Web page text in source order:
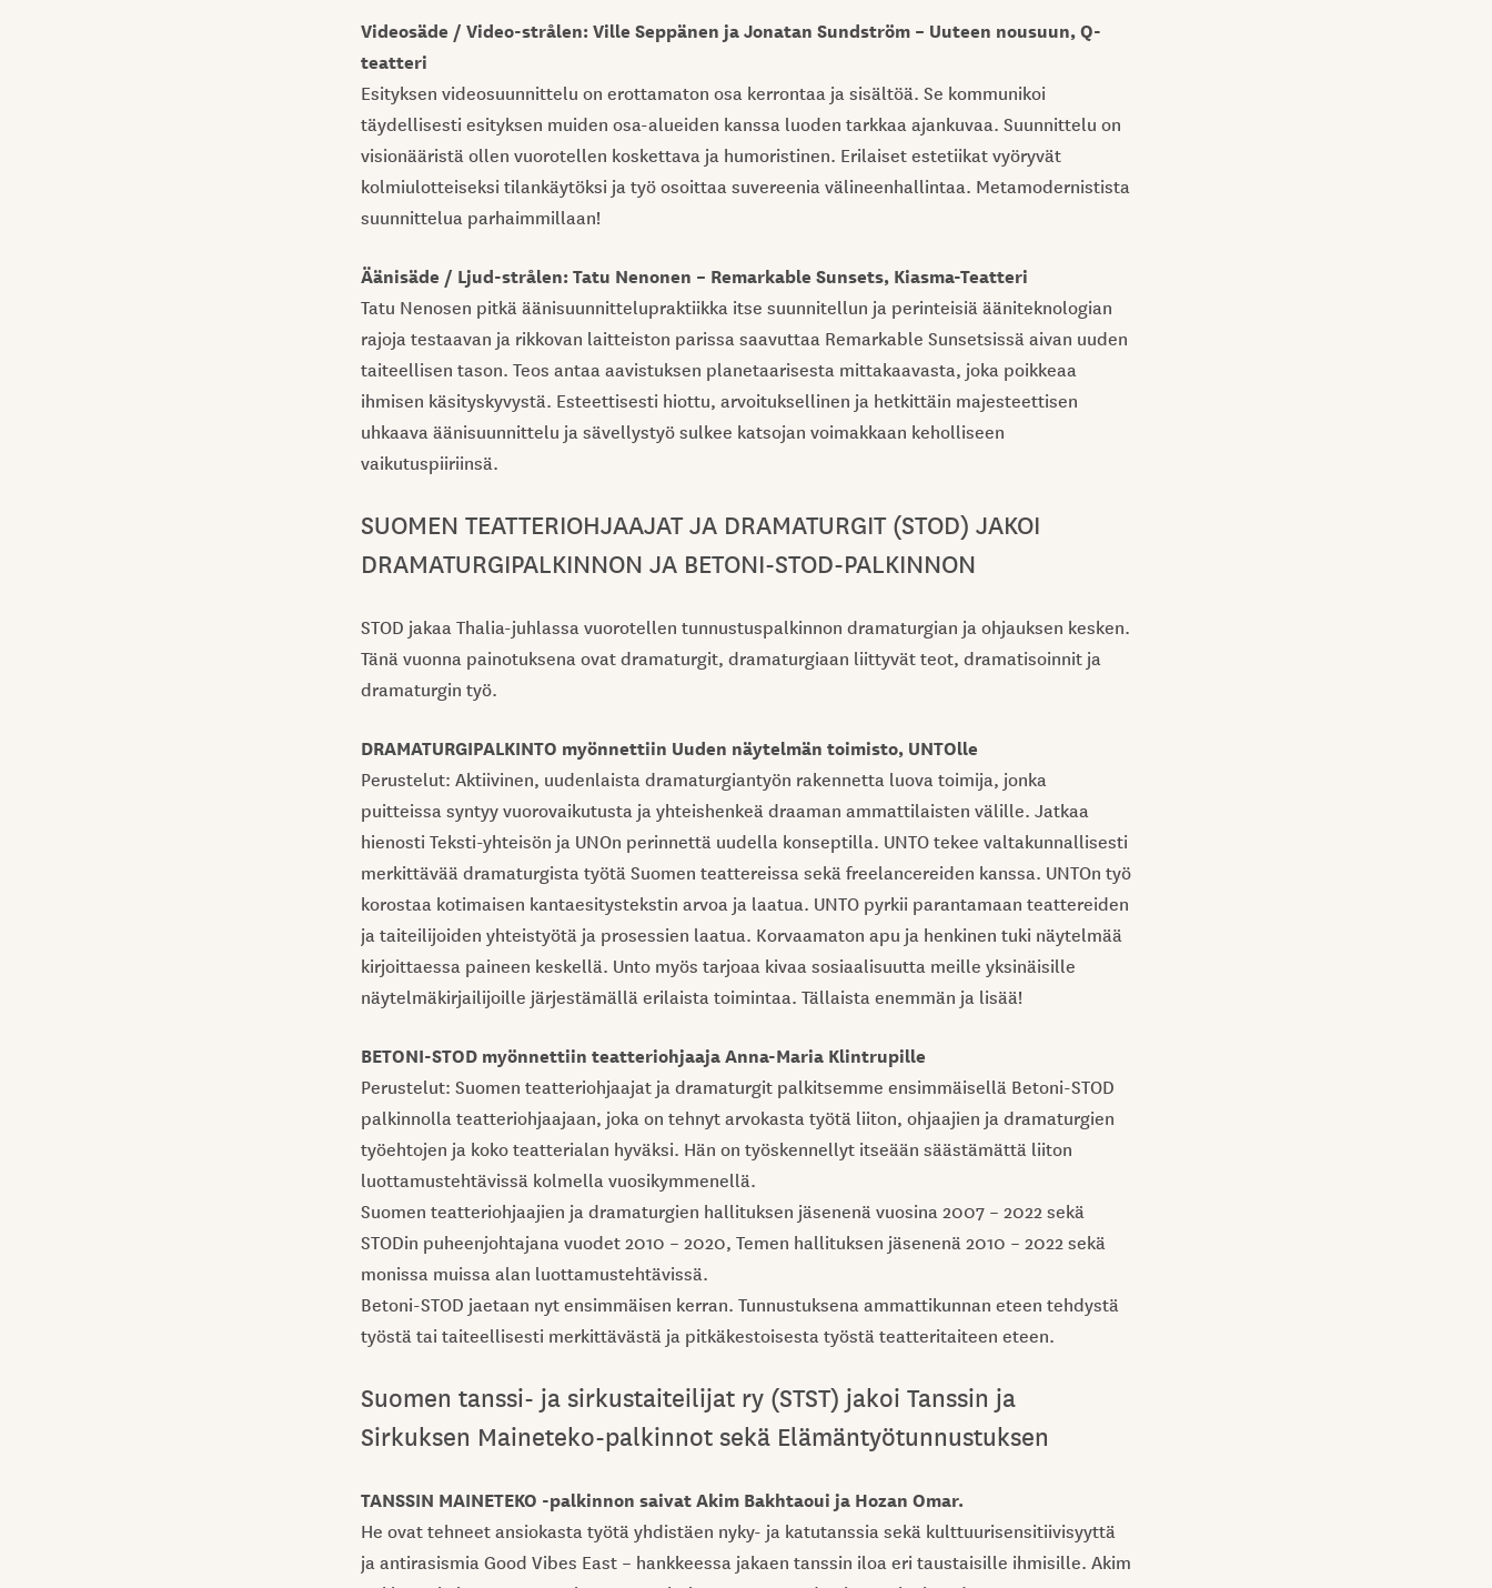
Videosäde / Video-strålen: Ville Seppänen ja Jonatan Sundström – Uuteen nousuun, Q-
teatteri
Esityksen videosuunnittelu on erottamaton osa kerrontaa ja sisältöä. Se kommunikoi
täydellisesti esityksen muiden osa-alueiden kanssa luoden tarkkaa ajankuvaa. Suunnittelu on
visionääristä ollen vuorotellen koskettava ja humoristinen. Erilaiset estetiikat vyöryvät
kolmiulotteiseksi tilankäytöksi ja työ osoittaa suvereenia välineenhallintaa. Metamodernistista
suunnittelua parhaimmillaan!
Äänisäde / Ljud-strålen: Tatu Nenonen – Remarkable Sunsets, Kiasma-Teatteri
Tatu Nenosen pitkä äänisuunnittelupraktiikka itse suunnitellun ja perinteisiä ääniteknologian
rajoja testaavan ja rikkovan laitteiston parissa saavuttaa Remarkable Sunsetsissä aivan uuden
taiteellisen tason. Teos antaa aavistuksen planetaarisesta mittakaavasta, joka poikkeaa
ihmisen käsityskyvystä. Esteettisesti hiottu, arvoituksellinen ja hetkittäin majesteettisen
uhkaava äänisuunnittelu ja sävellystyö sulkee katsojan voimakkaan keholliseen
vaikutuspiiriinsä.
SUOMEN TEATTERIOHJAAJAT JA DRAMATURGIT (STOD) JAKOI
DRAMATURGIPALKINNON JA BETONI-STOD-PALKINNON
STOD jakaa Thalia-juhlassa vuorotellen tunnustuspalkinnon dramaturgian ja ohjauksen kesken.
Tänä vuonna painotuksena ovat dramaturgit, dramaturgiaan liittyvät teot, dramatisoinnit ja
dramaturgin työ.
DRAMATURGIPALKINTO myönnettiin Uuden näytelmän toimisto, UNTOlle
Perustelut: Aktiivinen, uudenlaista dramaturgiantyön rakennetta luova toimija, jonka
puitteissa syntyy vuorovaikutusta ja yhteishenkeä draaman ammattilaisten välille. Jatkaa
hienosti Teksti-yhteisön ja UNOn perinnettä uudella konseptilla. UNTO tekee valtakunnallisesti
merkittävää dramaturgista työtä Suomen teattereissa sekä freelancereiden kanssa. UNTOn työ
korostaa kotimaisen kantaesitystekstin arvoa ja laatua. UNTO pyrkii parantamaan teattereiden
ja taiteilijoiden yhteistyötä ja prosessien laatua. Korvaamaton apu ja henkinen tuki näytelmää
kirjoittaessa paineen keskellä. Unto myös tarjoaa kivaa sosiaalisuutta meille yksinäisille
näytelmäkirjailijoille järjestämällä erilaista toimintaa. Tällaista enemmän ja lisää!
BETONI-STOD myönnettiin teatteriohjaaja Anna-Maria Klintrupille
Perustelut: Suomen teatteriohjaajat ja dramaturgit palkitsemme ensimmäisellä Betoni-STOD
palkinnolla teatteriohjaajaan, joka on tehnyt arvokasta työtä liiton, ohjaajien ja dramaturgien
työehtojen ja koko teatterialan hyväksi. Hän on työskennellyt itseään säästämättä liiton
luottamustehtävissä kolmella vuosikymmenellä.
Suomen teatteriohjaajien ja dramaturgien hallituksen jäsenenä vuosina 2007 – 2022 sekä
STODin puheenjohtajana vuodet 2010 – 2020, Temen hallituksen jäsenenä 2010 – 2022 sekä
monissa muissa alan luottamustehtävissä.
Betoni-STOD jaetaan nyt ensimmäisen kerran. Tunnustuksena ammattikunnan eteen tehdystä
työstä tai taiteellisesti merkittävästä ja pitkäkestoisesta työstä teatteritaiteen eteen.
Suomen tanssi- ja sirkustaiteilijat ry (STST) jakoi Tanssin ja
Sirkuksen Maineteko-palkinnot sekä Elämäntyötunnustuksen
TANSSIN MAINETEKO -palkinnon saivat Akim Bakhtaoui ja Hozan Omar.
He ovat tehneet ansiokasta työtä yhdistäen nyky- ja katutanssia sekä kulttuurisensitiivisyyttä
ja antirasismia Good Vibes East – hankkeessa jakaen tanssin iloa eri taustaisille ihmisille. Akim